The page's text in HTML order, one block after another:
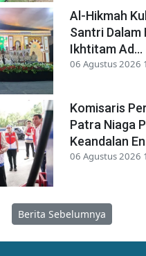
Al-Hikmah
Santri Dalam
Ikhtitam Ad...
06 Agustus 2026
Komisaris
Patra Niaga
Keandalan
06 Agustus 2026
Berita Sebelumnya